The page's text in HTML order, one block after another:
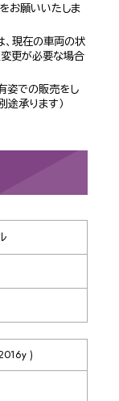
お願いいたしま
、現在の車両の状
更が必要な場合
姿での販売をし
途承ります）
)